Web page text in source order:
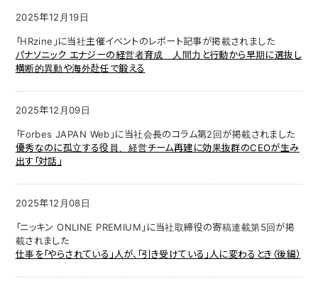
2025年12月19日
「HRzine」に当社主催イベントのレポート記事が掲載されました
パナソニック エナジーの経営者育成 人間力と行動から早期に選抜し
横断的異動や海外赴任で鍛える
2025年12月09日
「Forbes JAPAN Web」に当社会長のコラム第2回が掲載されました
優秀なのに孤立する役員、経営チーム再建に効果抜群のCEOが生み
出す「対話」
2025年12月08日
「ニッキン ONLINE PREMIUM」に当社取締役の寄稿連載第5回が掲
載されました
仕事を「やらされている」人が、「引き受けている」人に変わるとき（後編）